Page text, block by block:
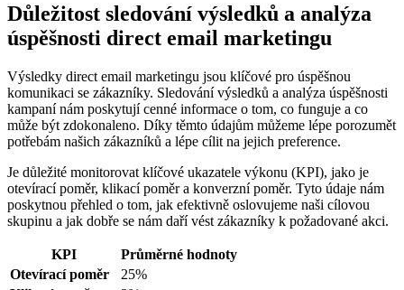
Důležitost sledování výsledků a analýza
úspěšnosti direct email marketingu
Výsledky direct email marketingu jsou klíčové pro úspěšnou
komunikaci se zákazníky. Sledování výsledků a analýza úspěšnosti
kampaní nám poskytují cenné informace o tom, co funguje a co
může být zdokonaleno. Díky těmto údajům můžeme lépe porozumět
potřebám našich zákazníků a lépe cílit na jejich preference.
Je důležité monitorovat klíčové ukazatele výkonu (KPI), jako je
otevírací poměr, klikací poměr a konverzní poměr. Tyto údaje nám
poskytnou přehled o tom, jak efektivně oslovujeme naši cílovou
skupinu a jak dobře se nám daří vést zákazníky k požadované akci.
KPI
Průměrné hodnoty
Otevírací poměr
25%